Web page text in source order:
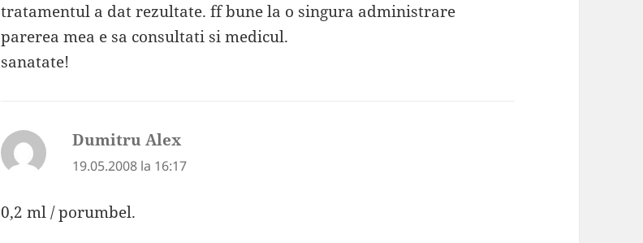
tratamentul a dat rezultate. ff bune la o singura administrare
parerea mea e sa consultati si medicul.
sanatate!
Dumitru Alex
19.05.2008 la 16:17
0,2 ml / porumbel.